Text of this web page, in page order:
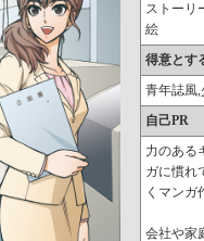
ストーリ
絵
得意とす
青年誌風
自己PR
力のある
ガに慣れ
くマンガ
会社や家